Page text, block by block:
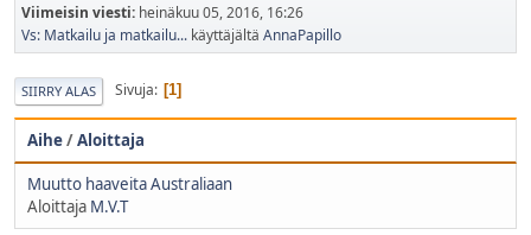
Viimeisin viesti: heinäkuu 05, 2016, 16:26
Vs: Matkailu ja matkailu... käyttäjältä AnnaPapillo
SIIRRY ALAS Sivuja 1
Aihe/Aloittaja
Muutto haaveita Australiaan
Aloittaja M.V.T